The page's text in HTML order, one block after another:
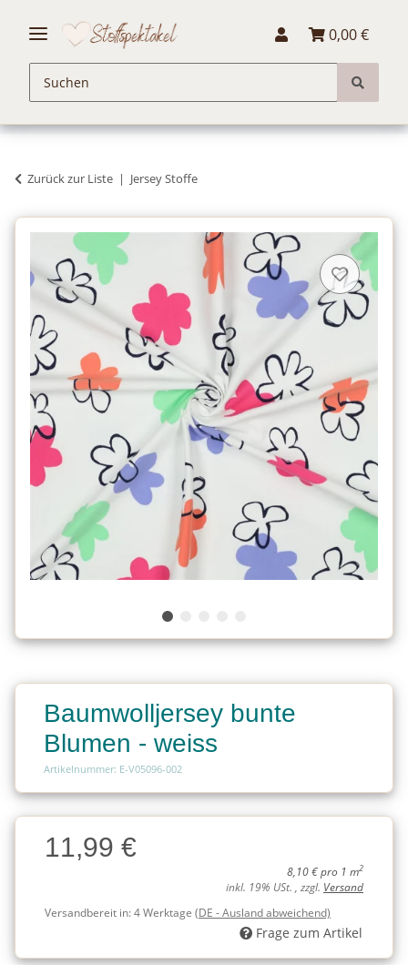
0,00 €
Zurück zur Liste Jersey Stoffe
Baumwolljersey bunte
Blumen - weiss
Artikelnummer: E-V05096-002
Charge
Charge11,99 €
8,10 € pro 1 m2
inkl. 19% USt. , zzgl. Versand
Versandbereit in:4 Werktage (DE - Ausland abweichend)
Frage zum Artikel